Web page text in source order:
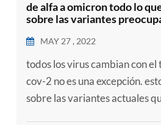
de alfa a omicron todo lo
sobre las variantes
MAY 27 , 2022
todos los virus cambian con el
cov-2 no es una excepción.
sobre las variantes actuales